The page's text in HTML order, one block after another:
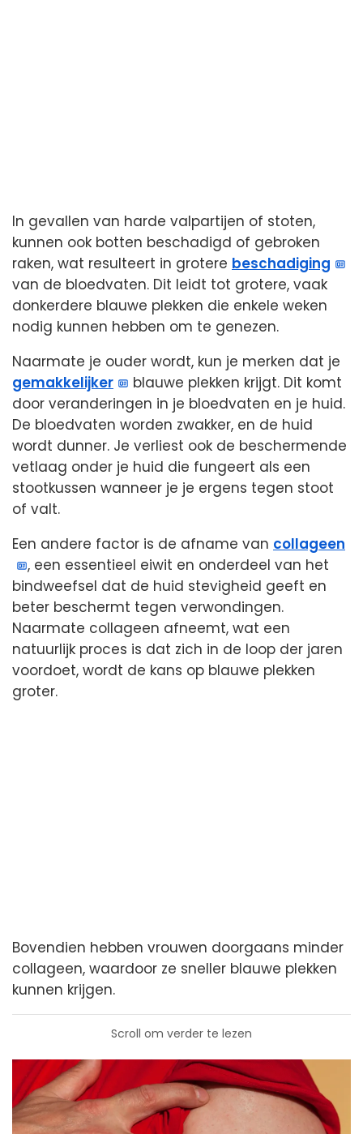
In gevallen van harde valpartijen of stoten,
kunnen ook botten beschadigd of gebroken
raken, wat resulteert in grotere beschadiging
van de bloedvaten. Dit leidt tot grotere, vaak
donkerdere blauwe plekken die enkele weken
nodig kunnen hebben om te genezen.
Naarmate je ouder wordt, kun je merken dat je
gemakkelijker
blauwe plekken krijgt. Dit komt
door veranderingen in je bloedvaten en je huid.
De bloedvaten worden zwakker, en de huid
wordt dunner. Je verliest ook de beschermende
vetlaag onder je huid die fungeert als een
stootkussen wanneer je je ergens tegen stoot
of valt.
Een andere factor is de afname van collageen
, een essentieel eiwit en onderdeel van het
bindweefsel dat de huid stevigheid geeft en
beter beschermt tegen verwondingen.
Naarmate collageen afneemt, wat een
natuurlijk proces is dat zich in de loop der jaren
voordoet, wordt de kans op blauwe plekken
groter.
Bovendien hebben vrouwen doorgaans minder
collageen, waardoor ze sneller blauwe plekken
kunnen krijgen.
Scroll om verder te lezen